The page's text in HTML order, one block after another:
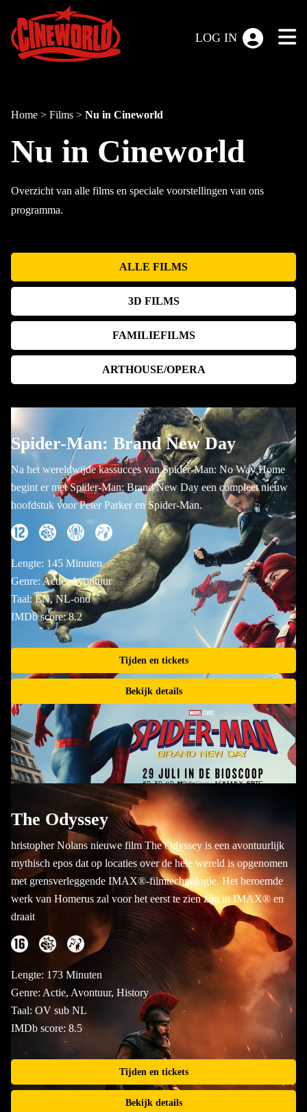
LOG IN
Home > Films > Nu in Cineworld
Nu in Cineworld
Overzicht van alle films en speciale voorstellingen van ons
programma.
ALLE FILMS
3D FILMS
FAMILIEFILMS
ARTHOUSE/OPERA
Spider-Man: Brand New Day
Na het wereldwijde kassucces van Spider-Man: No Way Home
begint er met Spider-Man: Brand New Day een compleet nieuw
hoofdstuk voor Peter Parker en Spider-Man.
Lengte: 145 Minuten
Genre: Actie, Avontuur
Taal: EN, NL-ond
IMDb score: 8.2
Tijden en tickets
Bekijk details
The Odyssey
hristopher Nolans nieuwe film The Odyssey is een avontuurlijk
mythisch epos dat op locaties over de hele wereld is opgenomen
met grensverleggende IMAX®-filmtechnologie. Het beroemde
werk van Homerus zal voor het eerst te zien zijn in IMAX® en
draait
Lengte: 173 Minuten
Genre: Actie, Avontuur, History
Taal: OV sub NL
IMDb score: 8.5
Tijden en tickets
Bekijk details